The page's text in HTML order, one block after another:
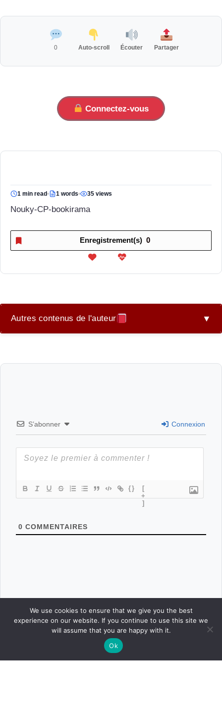
0 Auto-scroll Écouter Partager
Connectez-vous
1 min read 1 words 35 views
Nouky-CP-bookirama
Enregistrement(s) 0
Autres contenus de l'auteur ▼
S’abonner Connexion
{}
[
+
]
0 COMMENTAIRES
CONCOURS
We use cookies to ensure that we give you the best
experience on our website. If you continue to use this site we
will assume that you are happy with it.
Ok